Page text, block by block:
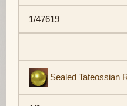
1/47619
Sealed Tateossian